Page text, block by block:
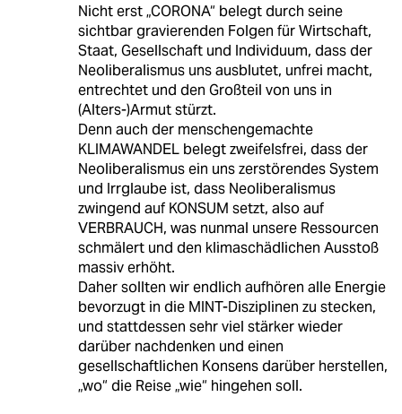
Nicht erst „CORONA“ belegt durch seine
sichtbar gravierenden Folgen für Wirtschaft,
Staat, Gesellschaft und Individuum, dass der
Neoliberalismus uns ausblutet, unfrei macht,
entrechtet und den Großteil von uns in
(Alters-)Armut stürzt.
Denn auch der menschengemachte
KLIMAWANDEL belegt zweifelsfrei, dass der
Neoliberalismus ein uns zerstörendes System
und Irrglaube ist, dass Neoliberalismus
zwingend auf KONSUM setzt, also auf
VERBRAUCH, was nunmal unsere Ressourcen
schmälert und den klimaschädlichen Ausstoß
massiv erhöht.
Daher sollten wir endlich aufhören alle Energie
bevorzugt in die MINT-Disziplinen zu stecken,
und stattdessen sehr viel stärker wieder
darüber nachdenken und einen
gesellschaftlichen Konsens darüber herstellen,
„wo“ die Reise „wie“ hingehen soll.